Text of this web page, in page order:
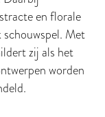
en florale
Met
zij als het
worden